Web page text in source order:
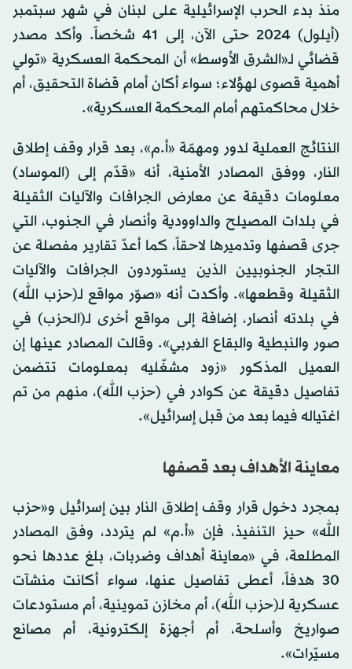
منذ بدء الحرب الإسرائيلية على لبنان في شهر سبتمبر
(أيلول) 2024 حتى الآن، إلى 41 شخصاً. وأكد مصدر
قضائي لـ«الشرق الأوسط» أن المحكمة العسكرية «تولي
أهمية قصوى لهؤلاء؛ سواء أكان أمام قضاة التحقيق، أم
خلال محاكمتهم أمام المحكمة العسكرية».
النتائج العملية لدور ومهمّة «أ.م»، بعد قرار وقف إطلاق
النار، ووفق المصادر الأمنية، أنه «قدّم إلى (الموساد)
معلومات دقيقة عن معارض الجرافات والآليات الثقيلة
في بلدات المصيلح والداوودية وأنصار في الجنوب، التي
جرى قصفها وتدميرها لاحقاً، كما أعدّ تقارير مفصلة عن
التجار الجنوبيين الذين يستوردون الجرافات والآليات
الثقيلة وقطعها». وأكدت أنه «صوّر مواقع لـ(حزب الله)
في بلدته أنصار، إضافة إلى مواقع أخرى لـ(الحزب) في
صور والنبطية والبقاع الغربي». وقالت المصادر عينها إن
العميل المذكور «زود مشغّليه بمعلومات تتضمن
تفاصيل دقيقة عن كوادر في (حزب الله)، منهم من تم
اغتياله فيما بعد من قبل إسرائيل».
معاينة الأهداف بعد قصفها
بمجرد دخول قرار وقف إطلاق النار بين إسرائيل و«حزب
الله» حيز التنفيذ، فإن «أ.م» لم يتردد، وفق المصادر
المطلعة، في «معاينة أهداف وضربات، بلغ عددها نحو
30 هدفاً، أعطى تفاصيل عنها، سواء أكانت منشآت
عسكرية لـ(حزب الله)، أم مخازن تموينية، أم مستودعات
صواريخ وأسلحة، أم أجهزة إلكترونية، أم مصانع
مسيّرات».